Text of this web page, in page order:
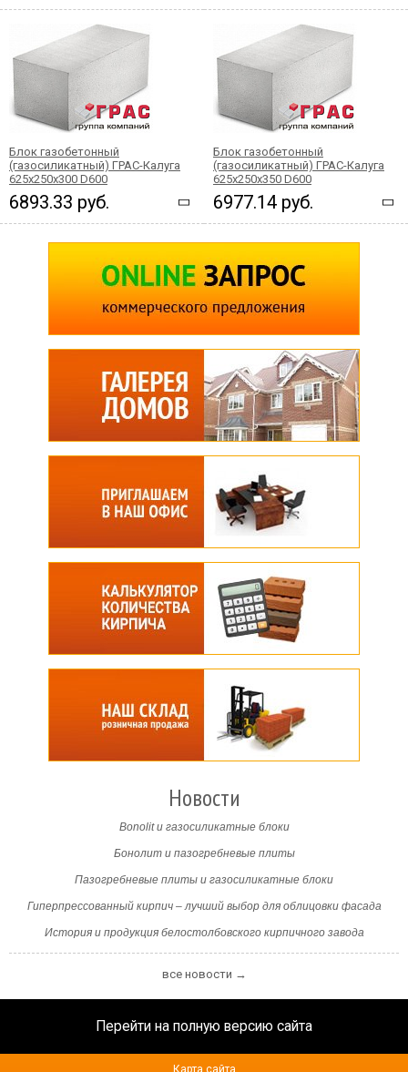
Блок газобетонный
(газосиликатный) ГРАС-Калуга
625x250x300 D600
6893.33 руб.
Блок газобетонный
(газосиликатный) ГРАС-Калуга
625x250x350 D600
6977.14 руб.
Новости
Bonolit и газосиликатные блоки
Бонолит и пазогребневые плиты
Пазогребневые плиты и газосиликатные блоки
Гиперпрессованный кирпич – лучший выбор для облицовки фасада
История и продукция белостолбовского кирпичного завода
все новости →
Перейти на полную версию сайта
Карта сайта